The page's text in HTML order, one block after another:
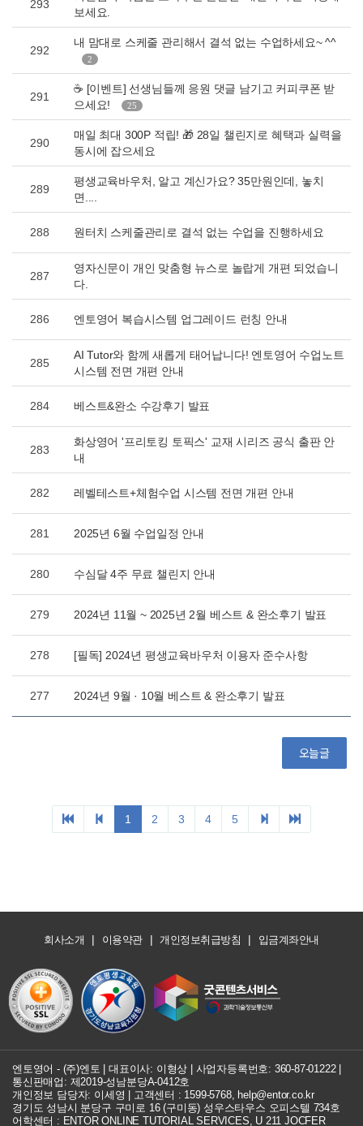
회사소개 | 이용약관 | 개인정보취급방침 | 입금계좌안내
엔토영어 - (주)엔토 | 대표이사: 이형상 | 사업자등록번호: 360-87-01222|
통신판매업: 제2019-성남분당A-0412호
개인정보 담당자: 이세영 | 고객센터 : 1599-5768, help@entor.co.kr
경기도 성남시 분당구 구미로 16 (구미동) 성우스타우스 오피스텔 734호
어학센터 : ENTOR ONLINE TUTORIAL SERVICES, U 211 JOCFER